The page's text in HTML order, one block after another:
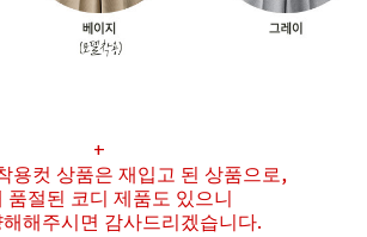
+
용컷 상품은 재입고 된 상품으로,
품절된 코디 제품도 있으니
해주시면 감사드리겠습니다.